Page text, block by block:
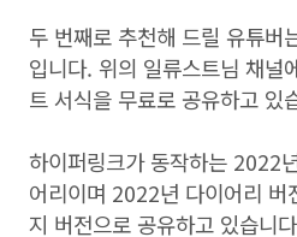
두 번째로 추천해 드릴 유튜
입니다. 위의 일류스트님 채
트 서식을 무료로 공유하고 있
하이퍼링크가 동작하는 2022
어리이며 2022년 다이어리 버
지 버전으로 공유하고 있습니